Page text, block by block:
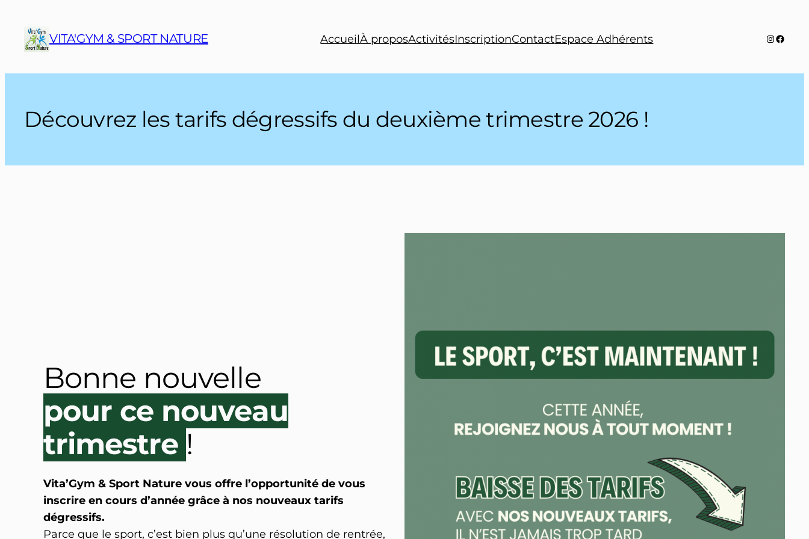
contenu
VITA'GYM & SPORT NATURE AccueilÀ proposActivitésInscriptionContactEspace Adhérents
Découvrez les tarifs dégressifs du deuxième trimestre 2026 !
Bonne nouvelle
pour ce nouveau
trimestre !
Vita’Gym & Sport Nature vous offre l’opportunité de vous
inscrire en cours d’année grâce à nos nouveaux tarifs
dégressifs.
Parce que le sport, c’est bien plus qu’une résolution de rentrée,